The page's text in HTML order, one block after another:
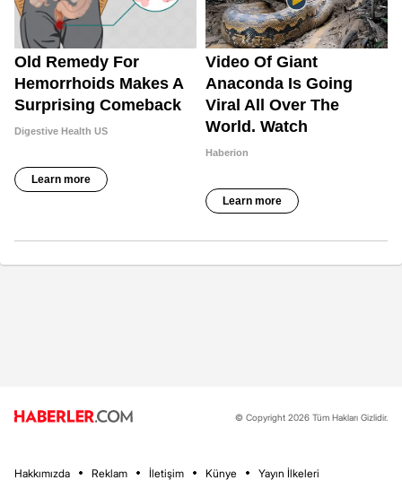
© Copyright 2026 Tüm Hakları Gizlidir.
Hakkımızda Reklam İletişim Künye Yayın İlkeleri